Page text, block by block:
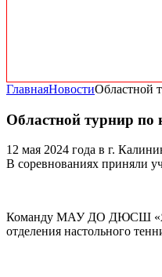
ГлавнаяНовостиОбластной
Областной турнир по
12 мая 2024 года в г.
В соревнованиях приняли
Команду МАУ ДО ДЮСШ
отделения настольного